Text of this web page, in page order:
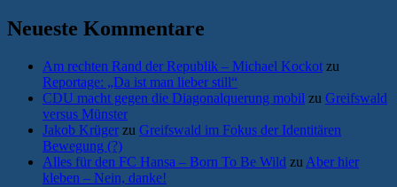
Neueste Kommentare
Am rechten Rand der Republik – Michael Kockot zu
Reportage: „Da ist man lieber still“
CDU macht gegen die Diagonalquerung mobil zu Greifswald
versus Münster
Jakob Krüger zu Greifswald im Fokus der Identitären
Bewegung (?)
Alles für den FC Hansa – Born To Be Wild zu Aber hier
kleben – Nein, danke!